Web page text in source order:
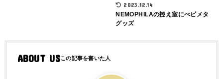
2023.12.14
NEMOPHILAの控え室にべビメタ
グッズ
ABOUT US